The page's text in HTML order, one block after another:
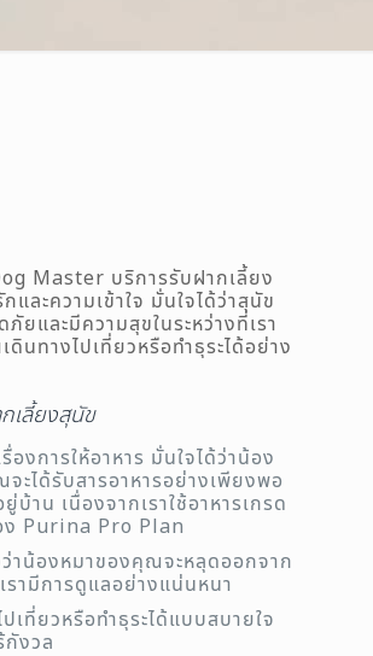
Master บริการรับฝากเลี้ยง
และความเข้าใจ มั่นใจได้ว่าสุนัข
ยและมีความสุขในระหว่างที่เรา
นทางไปเที่ยวหรือทำธุระได้อย่าง
เลี้ยงสุนัข
องการให้อาหาร มั่นใจได้ว่าน้อง
ะได้รับสารอาหารอย่างเพียงพอ
บ้าน เนื่องจากเราใช้อาหารเกรด
ง Purina Pro Plan
าน้องหมาของคุณจะหลุดออกจาก
รามีการดูแลอย่างแน่นหนา
เที่ยวหรือทำธุระได้แบบสบายใจ
กังวล